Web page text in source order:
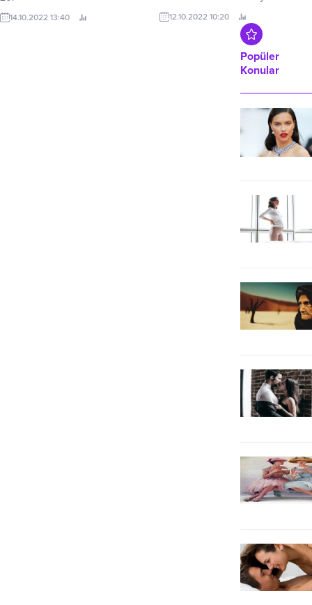
14.10.2022 13:40
yaygınlaştırmak, toplulaştırma
çalışmalarıyla tarım arazilerinden en
yüksek faydayı sağlamak,
musluklara sağlıklı ve içilebilir su
ulaştırmak ve yerleşim yerleri ile
karşı korumak için tüm gücüyle
çalışırken, sürdürülebilir su
yönetimi anlayışıyla da suyun her
12.10.2022 10:20
Popüler
Konular